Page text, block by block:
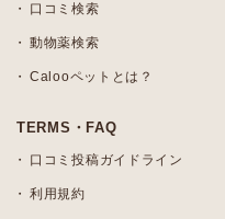
口コミ検索
動物薬検索
Calooペットとは？
TERMS・FAQ
口コミ投稿ガイドライン
利用規約